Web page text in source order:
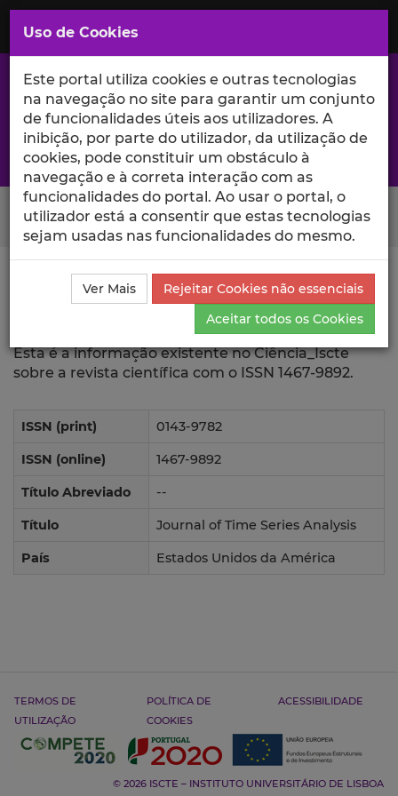
Saltar
para
Conteúdo
Principal
A excelência da investigação e ciência no Iscte
Search Button
Ciência_Iscte Revista Científica
Esta é a informação existente no Ciência_Iscte
sobre a revista científica com o ISSN 1467-9892.
ISSN (print) 0143-9782
ISSN (online) 1467-9892
Título Abreviado --
Título Journal of Time Series Analysis
País Estados Unidos da América
TERMOS DE
UTILIZAÇÃO
POLÍTICA DE
COOKIES
ACESSIBILIDADE
© 2026 ISCTE – INSTITUTO UNIVERSITÁRIO DE LISBOA
Uso de Cookies
Este portal utiliza cookies e outras tecnologias
na navegação no site para garantir um conjunto
de funcionalidades úteis aos utilizadores. A
inibição, por parte do utilizador, da utilização de
cookies, pode constituir um obstáculo à
navegação e à correta interação com as
funcionalidades do portal. Ao usar o portal, o
utilizador está a consentir que estas tecnologias
sejam usadas nas funcionalidades do mesmo.
Ver Mais
Rejeitar Cookies não essenciais
Aceitar todos os Cookies